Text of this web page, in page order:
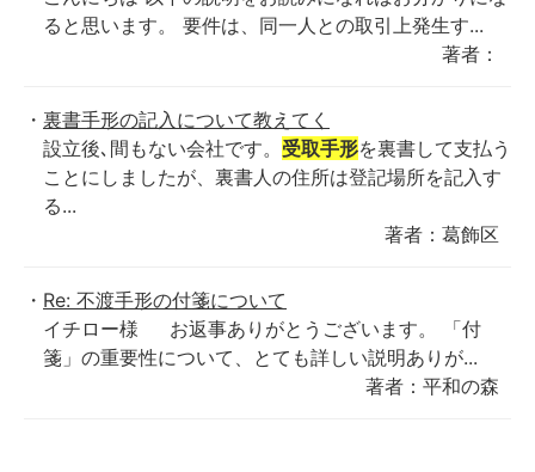
ると思います。 要件は、同一人との取引上発生す...
著者：
裏書手形の記入について教えてく
設立後､間もない会社です。 受取手形を裏書して支払う
ことにしましたが、裏書人の住所は登記場所を記入す
る...
著者：葛飾区
Re: 不渡手形の付箋について
イチロー様 お返事ありがとうございます。 「付
箋」の重要性について、とても詳しい説明ありが...
著者：平和の森